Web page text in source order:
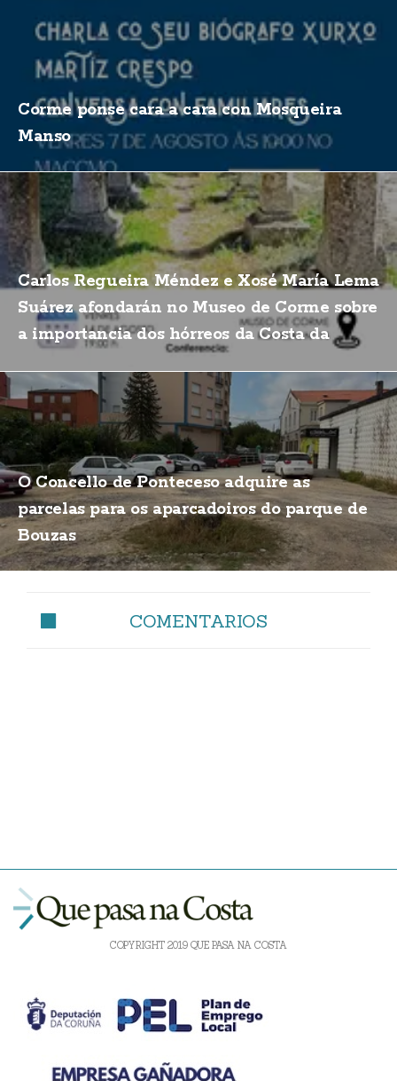
Corme ponse cara a cara con Mosqueira
Manso
Carlos Regueira Méndez e Xosé María Lema
Suárez afondarán no Museo de Corme sobre
a importancia dos hórreos da Costa da
O Concello de Ponteceso adquire as
parcelas para os aparcadoiros do parque de
Bouzas
COMENTARIOS
COPYRIGHT 2019 QUE PASA NA COSTA